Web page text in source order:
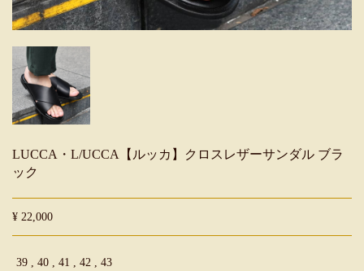
LUCCA・L/UCCA【ルッカ】クロスレザーサンダル ブラ
ック
¥ 22,000
39 , 40 , 41 , 42 , 43